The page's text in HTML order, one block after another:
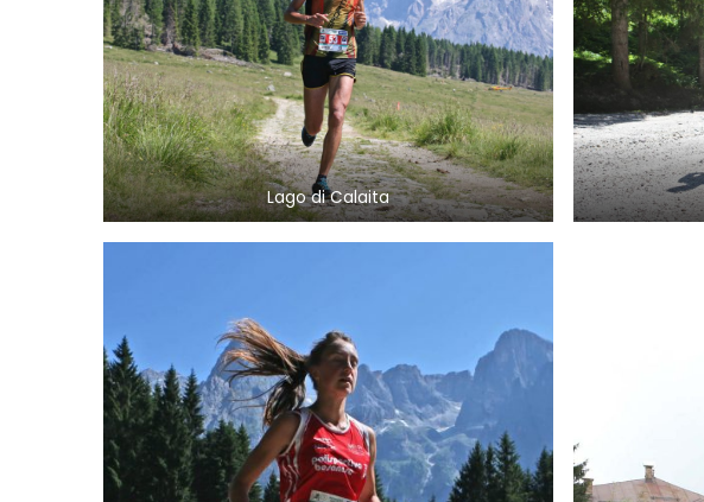
Lago di Calaita